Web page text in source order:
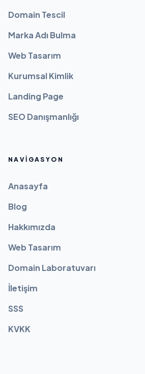
Domain Tescil
Marka Adı Bulma
Web Tasarım
Kurumsal Kimlik
Landing Page
SEO Danışmanlığı
NAVIGASYON
Anasayfa
Blog
Hakkımızda
Web Tasarım
Domain Laboratuvarı
İletişim
SSS
KVKK